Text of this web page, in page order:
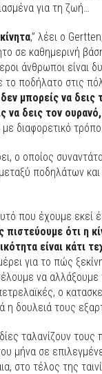
για τη ζωή…
,” λέει ο
σε καθημερινή
άνθρωποι είναι
το ποδήλατο στις
δεν μπορείς να
να δεις τον
διαφορετικό
ο οποίος
ποδηλάτων
που έχουμε εκεί
πιστεύουμε ότι η
είναι κάτι
για το πώς
να αλλάξουμε
ο
δουλειά τους
ταλανίζουν τους
μήνα σε
στο τέλος της